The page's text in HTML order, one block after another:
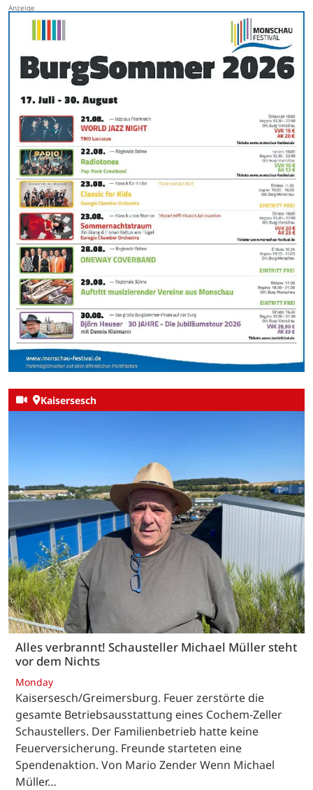
Kaisersesch
Alles verbrannt! Schausteller Michael Müller steht
vor dem Nichts
Monday
Kaisersesch/Greimersburg. Feuer zerstörte die
gesamte Betriebsausstattung eines Cochem-Zeller
Schaustellers. Der Familienbetrieb hatte keine
Feuerversicherung. Freunde starteten eine
Spendenaktion. Von Mario Zender Wenn Michael
Müller…